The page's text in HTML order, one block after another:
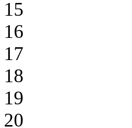
15
16
17
18
19
20